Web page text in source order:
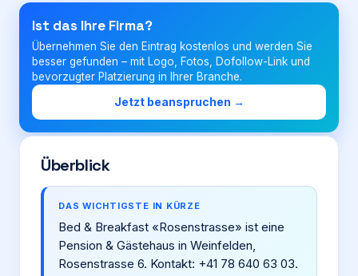
Ist das Ihre Firma?
Übernehmen Sie den Eintrag kostenlos und werden Sie
besser gefunden – mit Logo, Fotos, Dofollow-Link und
bevorzugter Platzierung in Ihrer Branche.
Jetzt beanspruchen →
Überblick
DAS WICHTIGSTE IN KÜRZE
Bed & Breakfast «Rosenstrasse» ist eine
Pension & Gästehaus in Weinfelden,
Rosenstrasse 6. Kontakt: +41 78 640 63 03.